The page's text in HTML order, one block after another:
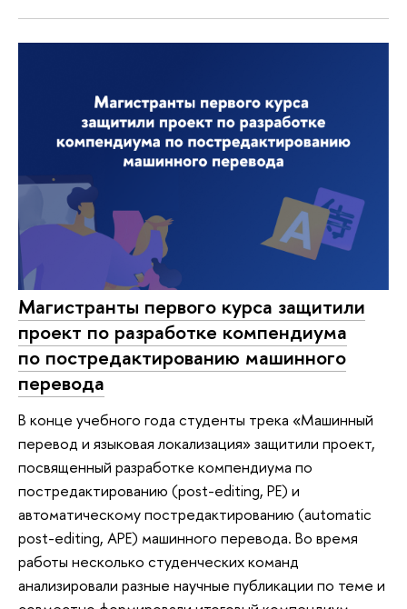
Магистранты первого курса защитили
проект по разработке компендиума
по постредактированию машинного
перевода
В конце учебного года студенты трека «Машинный
перевод и языковая локализация» защитили проект,
посвященный разработке компендиума по
постредактированию (post-editing, PE) и
автоматическому постредактированию (automatic
post-editing, APE) машинного перевода. Во время
работы несколько студенческих команд
анализировали разные научные публикации по теме и